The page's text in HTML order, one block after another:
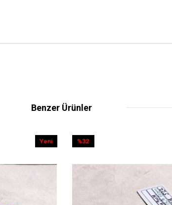
Benzer Ürünler
%32İndirim